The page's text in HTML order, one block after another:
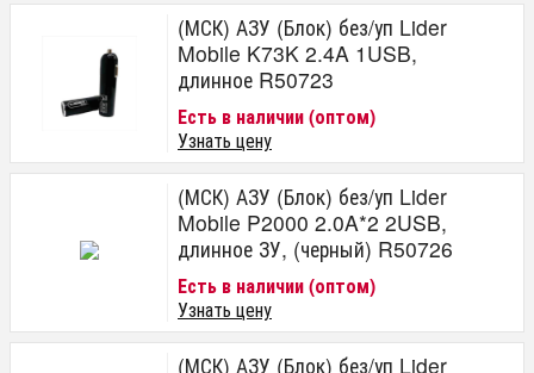
(МСК) АЗУ (Блок) без/уп Lider
Mobile K73K 2.4A 1USB,
длинное R50723
Есть в наличии (оптом)
Узнать цену
(МСК) АЗУ (Блок) без/уп Lider
Mobile P2000 2.0A*2 2USB,
длинное ЗУ, (черный) R50726
Есть в наличии (оптом)
Узнать цену
(МСК) АЗУ (Блок) без/уп Lider